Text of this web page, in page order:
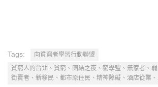
Tags:
向貧窮者學習行動聯盟
貧窮人的台北、貧窮、團結之夜、窮學盟、無家者、
街賣者、新移民、都市原住民、精神障礙、酒店從業